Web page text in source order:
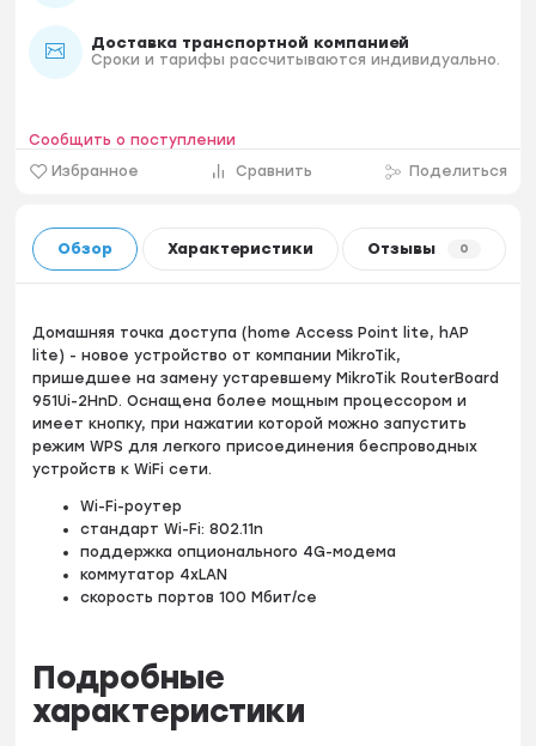
Доставка транспортной компанией
Сроки и тарифы рассчитываются индивидуально.
Избранное Сравнить Поделиться
Сообщить о поступлении
Обзор Характеристики Отзывы 0
Домашняя точка доступа (home Access Point lite, hAP
lite) - новое устройство от компании MikroTik,
пришедшее на замену устаревшему MikroTik RouterBoard
951Ui-2HnD. Оснащена более мощным процессором и
имеет кнопку, при нажатии которой можно запустить
режим WPS для легкого присоединения беспроводных
устройств к WiFi сети.
Wi-Fi-роутер
стандарт Wi-Fi: 802.11n
поддержка опционального 4G-модема
коммутатор 4xLAN
скорость портов 100 Мбит/се
Подробные
характеристики